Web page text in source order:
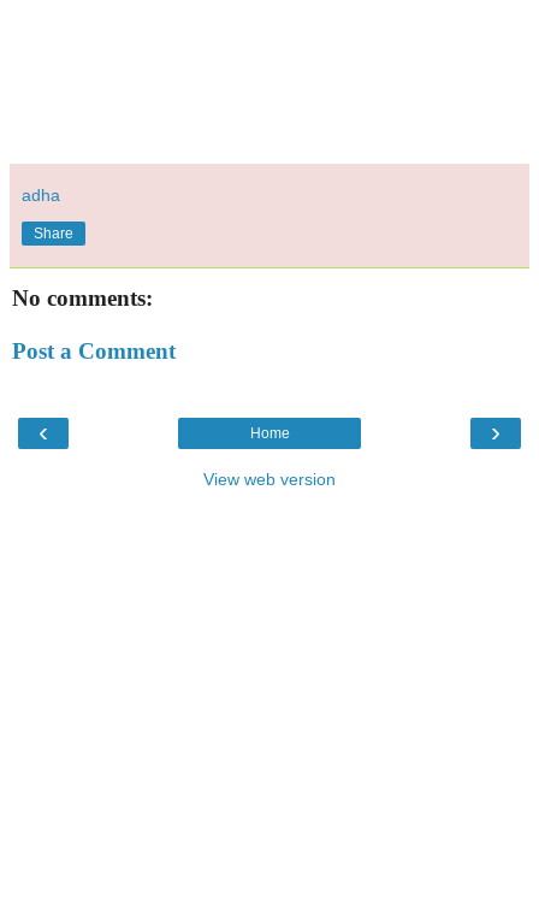
adha
Share
No comments:
Post a Comment
‹ ›
Home
View web version